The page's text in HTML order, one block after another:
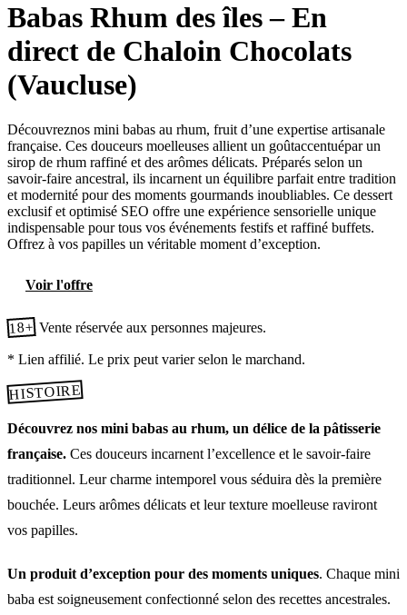
Babas Rhum des îles – En
direct de Chaloin Chocolats
(Vaucluse)
Découvreznos mini babas au rhum, fruit d’une expertise artisanale
française. Ces douceurs moelleuses allient un goûtaccentuépar un
sirop de rhum raffiné et des arômes délicats. Préparés selon un
savoir-faire ancestral, ils incarnent un équilibre parfait entre tradition
et modernité pour des moments gourmands inoubliables. Ce dessert
exclusif et optimisé SEO offre une expérience sensorielle unique
indispensable pour tous vos événements festifs et raffiné buffets.
Offrez à vos papilles un véritable moment d’exception.
Voir l'offre
18+ Vente réservée aux personnes majeures.
* Lien affilié. Le prix peut varier selon le marchand.
HISTOIRE
Découvrez nos mini babas au rhum, un délice de la pâtisserie
française. Ces douceurs incarnent l’excellence et le savoir-faire
traditionnel. Leur charme intemporel vous séduira dès la première
bouchée. Leurs arômes délicats et leur texture moelleuse raviront
vos papilles.
Un produit d’exception pour des moments uniques. Chaque mini
baba est soigneusement confectionné selon des recettes ancestrales.